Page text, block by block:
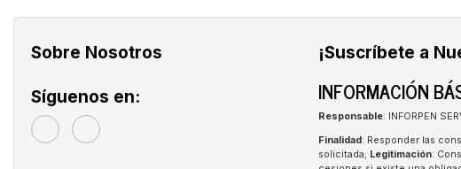
Sobre Nosotros
Síguenos en:
¡Suscríbete a
INFORMACIÓN
Responsable: INFORPEN
Finalidad: Responder las
solicitada; Legitimación: